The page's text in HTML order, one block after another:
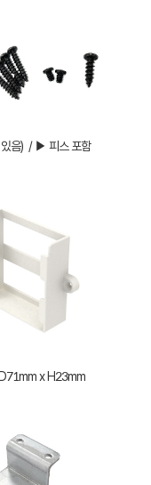
있음) / ▶ 피스 포함
x H23mm